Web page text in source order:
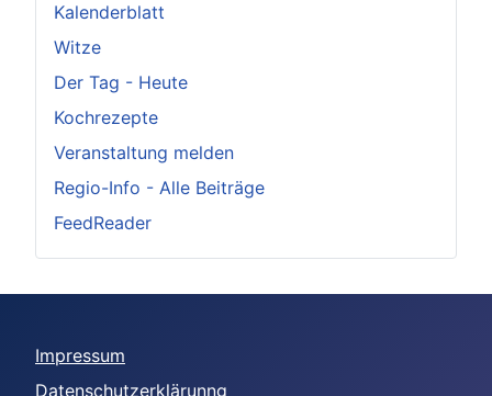
Kalenderblatt
Witze
Der Tag - Heute
Kochrezepte
Veranstaltung melden
Regio-Info - Alle Beiträge
FeedReader
Impressum
Datenschutzerklärunng